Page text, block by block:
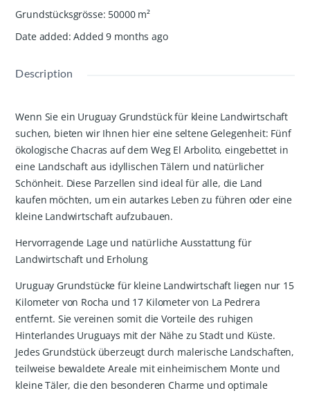
Grundstücksgrösse: 50000 m²
Date added: Added 9 months ago
Description
Wenn Sie ein Uruguay Grundstück für kleine Landwirtschaft
suchen, bieten wir Ihnen hier eine seltene Gelegenheit: Fünf
ökologische Chacras auf dem Weg El Arbolito, eingebettet in
eine Landschaft aus idyllischen Tälern und natürlicher
Schönheit. Diese Parzellen sind ideal für alle, die Land
kaufen möchten, um ein autarkes Leben zu führen oder eine
kleine Landwirtschaft aufzubauen.
Hervorragende Lage und natürliche Ausstattung für
Landwirtschaft und Erholung
Uruguay Grundstücke für kleine Landwirtschaft liegen nur 15
Kilometer von Rocha und 17 Kilometer von La Pedrera
entfernt. Sie vereinen somit die Vorteile des ruhigen
Hinterlandes Uruguays mit der Nähe zu Stadt und Küste.
Jedes Grundstück überzeugt durch malerische Landschaften,
teilweise bewaldete Areale mit einheimischem Monte und
kleine Täler, die den besonderen Charme und optimale